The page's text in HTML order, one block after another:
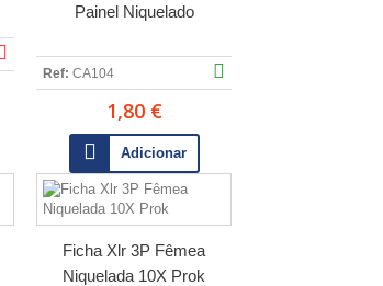
Painel Niquelado
Ref: CA104
1,80 €
Adicionar
Ficha Xlr 3P Fêmea
Niquelada 10X Prok